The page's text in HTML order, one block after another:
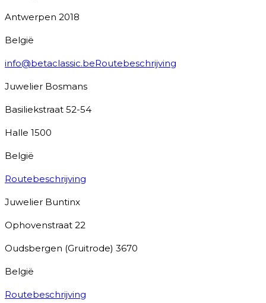
Antwerpen 2018
België
info@betaclassic.beRoutebeschrijving
Juwelier Bosmans
Basiliekstraat 52-54
Halle 1500
België
Routebeschrijving
Juwelier Buntinx
Ophovenstraat 22
Oudsbergen (Gruitrode) 3670
België
Routebeschrijving